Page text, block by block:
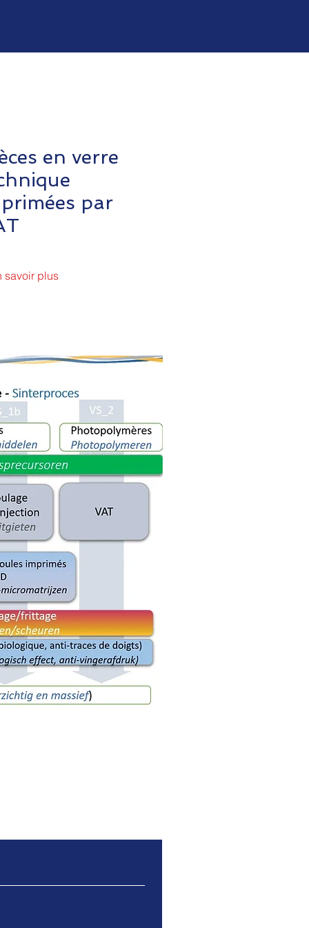
en verre
par
savoir plus